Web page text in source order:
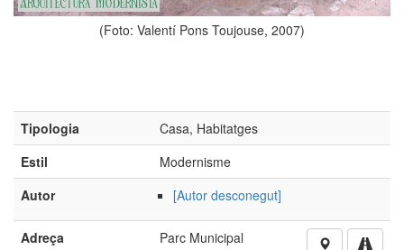
(Foto: Valentí Pons Toujouse, 2007)
Tipologia
Casa, Habitatges
Estil
Modernisme
Autor
[Autor desconegut]
Adreça Parc Municipal